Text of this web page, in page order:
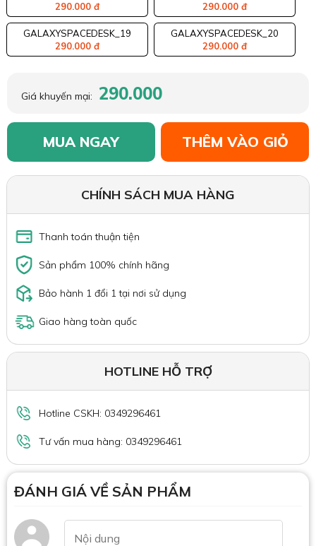
290.000 đ
290.000 đ
GALAXYSPACEDESK_19
290.000 đ
GALAXYSPACEDESK_20
290.000 đ
Giá khuyến mại: 290.000
MUA NGAY THÊM VÀO GIỎ
CHÍNH SÁCH MUA HÀNG
Thanh toán thuận tiện
Sản phẩm 100% chính hãng
Bảo hành 1 đổi 1 tại nơi sử dụng
Giao hàng toàn quốc
HOTLINE HỖ TRỢ
Hotline CSKH: 0349296461
Tư vấn mua hàng: 0349296461
ĐÁNH GIÁ VỀ SẢN PHẨM